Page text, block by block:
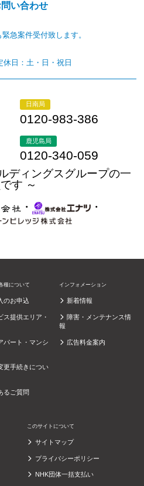
問い合わせ
急案件受付致します。
休日：土・日・祝日
日南局
0120-983-386
鹿児島局
0120-340-059
ディングスグループの一
す ～
・
・
種について
のお申込
ス提供エリア・
パート・マンシ
更手続きについ
るご質問
インフォメーション
新着情報
障害・メンテナンス情
報
広告料金案内
このサイトについて
サイトマップ
プライバシーポリシー
NHK団体一括支払い